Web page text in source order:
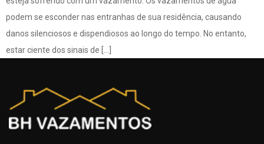
podem se esconder nas entranhas de sua residência, causando
danos silenciosos e dispendiosos ao longo do tempo. No entanto,
estar ciente dos sinais de […]